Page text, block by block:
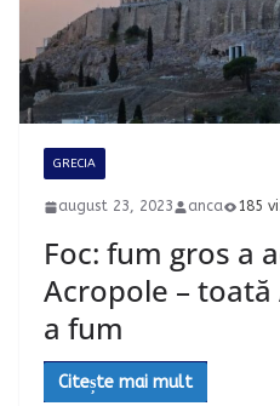
GRECIA
august 23, 2023 anca 185
Foc: fum gros a
Acropole –
a fum
Citește mai mult